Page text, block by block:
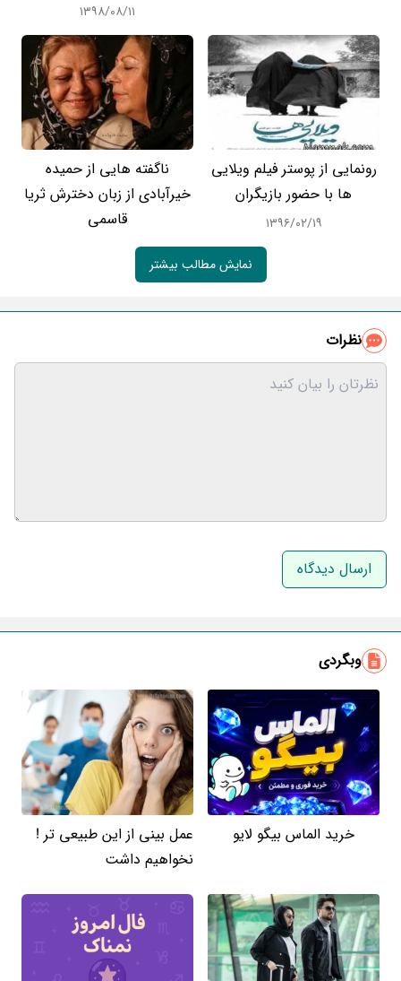
۱۳۹۸/۰۸/۱۱
رونمایی از پوستر فیلم ویلایی
ها با حضور بازیگران
۱۳۹۶/۰۲/۱۹
ناگفته هایی از حمیده
خیرآبادی از زبان دخترش ثریا
قاسمی
نمایش مطالب بیشتر
نظرات
نام و نام خانوادگی
وبگردی
خرید الماس بیگو لایو
عمل بینی از این طبیعی تر !
نخواهیم داشت